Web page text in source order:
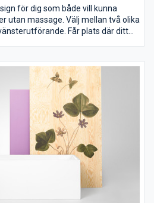
för dig som både vill kunna
utan massage. Välj mellan två olika
Får plats där ditt